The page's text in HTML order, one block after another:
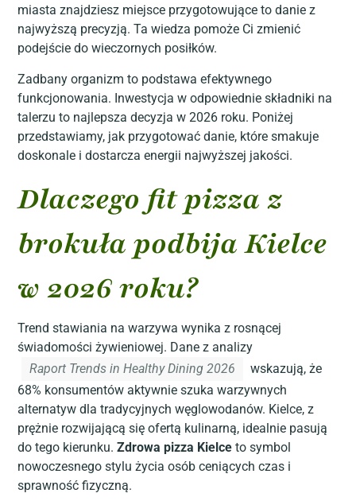
miasta znajdziesz miejsce przygotowujące to danie z
najwyższą precyzją. Ta wiedza pomoże Ci zmienić
podejście do wieczornych posiłków.
Zadbany organizm to podstawa efektywnego
funkcjonowania. Inwestycja w odpowiednie składniki na
talerzu to najlepsza decyzja w 2026 roku. Poniżej
przedstawiamy, jak przygotować danie, które smakuje
doskonale i dostarcza energii najwyższej jakości.
Dlaczego fit pizza z
brokuła podbija Kielce
w 2026 roku?
Trend stawiania na warzywa wynika z rosnącej
świadomości żywieniowej. Dane z analizy
Raport Trends in Healthy Dining 2026
wskazują, że
68% konsumentów aktywnie szuka warzywnych
alternatyw dla tradycyjnych węglowodanów. Kielce, z
prężnie rozwijającą się ofertą kulinarną, idealnie pasują
do tego kierunku.Zdrowa pizza Kielce to symbol
nowoczesnego stylu życia osób ceniących czas i
sprawność fizyczną.